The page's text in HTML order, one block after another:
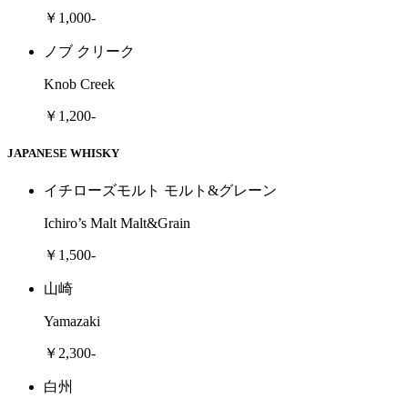
￥1,000-
ノブ クリーク
Knob Creek
￥1,200-
JAPANESE WHISKY
イチローズモルト モルト&グレーン
Ichiro’s Malt Malt&Grain
￥1,500-
山崎
Yamazaki
￥2,300-
白州